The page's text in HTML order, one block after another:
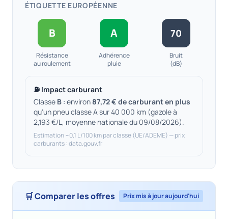
ÉTIQUETTE EUROPÉENNE
B
Résistance
au roulement
A
Adhérence
pluie
70
Bruit
(dB)
⛽ Impact carburant
Classe B : environ 87,72 € de carburant en plus
qu'un pneu classe A sur 40 000 km (gazole à
2,193 €/L, moyenne nationale du 09/08/2026).
Estimation ~0,1 L/100 km par classe (UE/ADEME) — prix
carburants : data.gouv.fr
🛒 Comparer les offres Prix mis à jour aujourd'hui